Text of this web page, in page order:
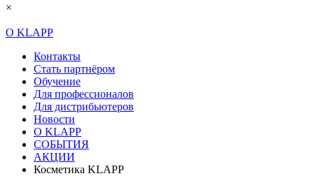
×
О KLAPP
Контакты
Стать партнёром
Обучение
Для профессионалов
Для дистрибьютеров
Новости
О KLAPP
СОБЫТИЯ
АКЦИИ
Косметика KLAPP